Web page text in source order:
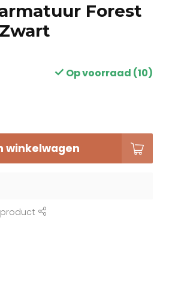
Forest
Op voorraad (10)
winkelwagen